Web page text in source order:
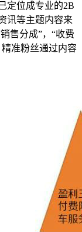
定位成专业的2B
讯等主题内容来
售分成”，“收费
准粉丝通过内容